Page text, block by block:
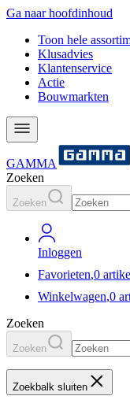
Ga naar hoofdinhoud
Toon hele
Klusadvies
Klantenservice
Actie
Bouwmarkten
GAMMA
Zoeken
Zoeken
Inloggen
Favorieten,0
Winkelwagen,0
Zoeken
Zoeken
Zoekbalk sluiten